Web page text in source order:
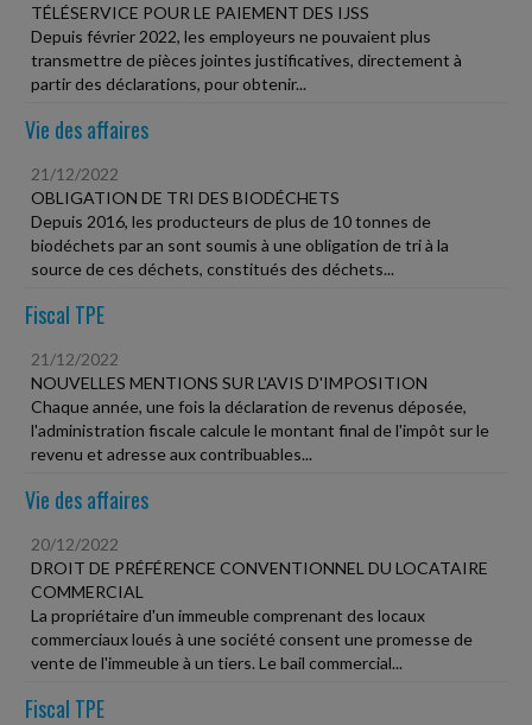
TÉLÉSERVICE POUR LE PAIEMENT DES IJSS
Depuis février 2022, les employeurs ne pouvaient plus
transmettre de pièces jointes justificatives, directement à
partir des déclarations, pour obtenir...
Vie des affaires
21/12/2022
OBLIGATION DE TRI DES BIODÉCHETS
Depuis 2016, les producteurs de plus de 10 tonnes de
biodéchets par an sont soumis à une obligation de tri à la
source de ces déchets, constitués des déchets...
Fiscal TPE
21/12/2022
NOUVELLES MENTIONS SUR L'AVIS D'IMPOSITION
Chaque année, une fois la déclaration de revenus déposée,
l'administration fiscale calcule le montant final de l'impôt sur le
revenu et adresse aux contribuables...
Vie des affaires
20/12/2022
DROIT DE PRÉFÉRENCE CONVENTIONNEL DU LOCATAIRE
COMMERCIAL
La propriétaire d'un immeuble comprenant des locaux
commerciaux loués à une société consent une promesse de
vente de l'immeuble à un tiers. Le bail commercial...
Fiscal TPE